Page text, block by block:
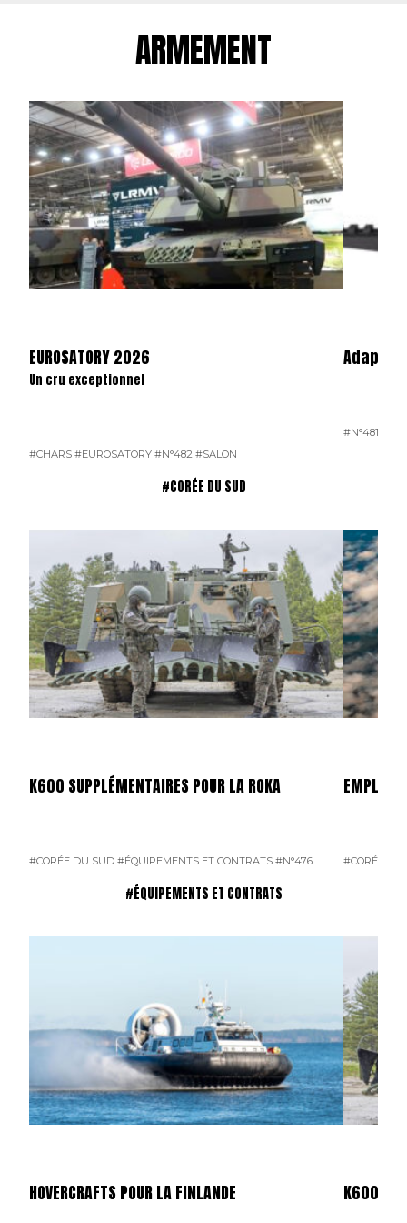
ARMEMENT
EUROSATORY 2026
Un cru exceptionnel
#CHARS #EUROSATORY #N°482 #SALON
#N°481
#CORÉE DU SUD
K600 SUPPLÉMENTAIRES POUR LA ROKA
#CORÉE DU SUD #ÉQUIPEMENTS ET CONTRATS #N°476 #CORÉE DU
#ÉQUIPEMENTS ET CONTRATS
HOVERCRAFTS POUR LA FINLANDE K600